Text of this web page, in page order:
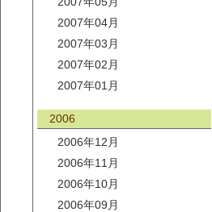
2007年04月
2007年03月
2007年02月
2007年01月
2006
2006年12月
2006年11月
2006年10月
2006年09月